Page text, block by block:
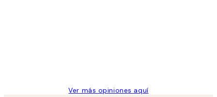
Ver más opiniones aquí